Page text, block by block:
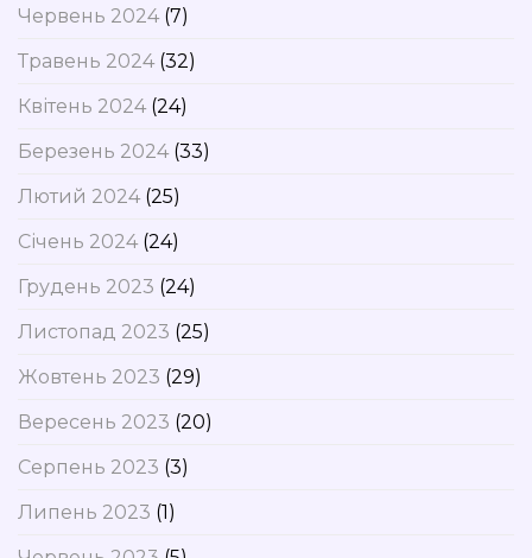
Червень 2024(7)
Травень 2024(32)
Квітень 2024(24)
Березень 2024(33)
Лютий 2024(25)
Січень 2024(24)
Грудень 2023 (24)
Листопад 2023 (25)
Жовтень 2023 (29)
Вересень 2023 (20)
Серпень 2023 (3)
Липень 2023 (1)